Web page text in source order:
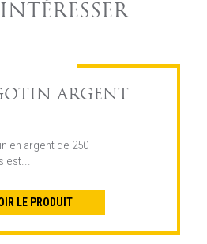
ARGENT
en argent de 250
est...
LE PRODUIT